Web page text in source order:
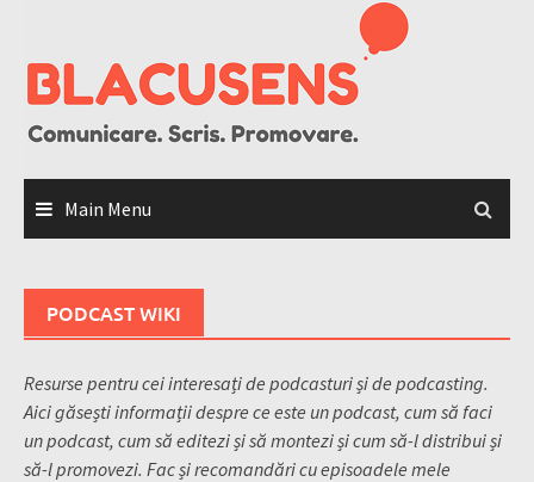
content
Main Menu
PODCAST WIKI
Resurse pentru cei interesați de podcasturi și de podcasting.
Aici găsești informații despre ce este un podcast, cum să faci
un podcast, cum să editezi și să montezi și cum să-l distribui și
să-l promovezi. Fac și recomandări cu episoadele mele